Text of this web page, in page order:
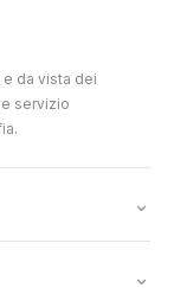
da vista dei
servizio
⌄
⌄